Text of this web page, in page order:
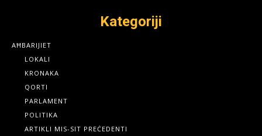
Kategoriji
AĦBARIJIET
LOKALI
KRONAKA
QORTI
PARLAMENT
POLITIKA
ARTIKLI MIS-SIT PREĊEDENTI